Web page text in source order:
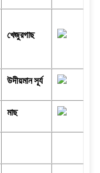
খেজুরগাছ
উদীয়মান সূর্য
মাছ